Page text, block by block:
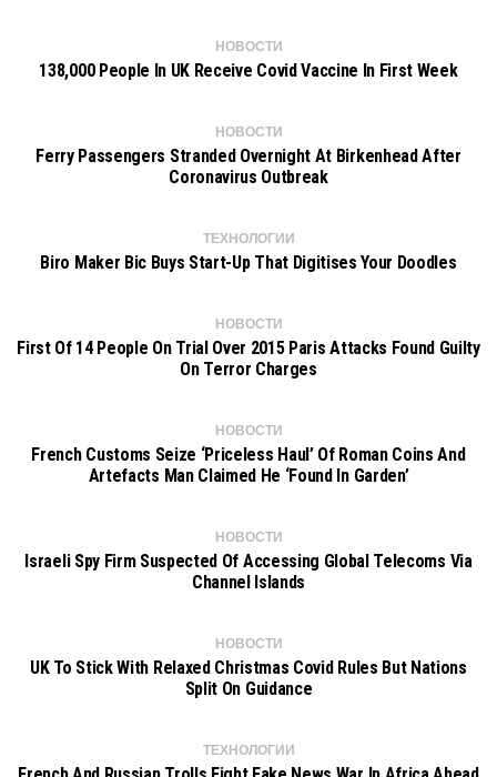
НОВОСТИ
138,000 People In UK Receive Covid Vaccine In First Week
НОВОСТИ
Ferry Passengers Stranded Overnight At Birkenhead After
Coronavirus Outbreak
ТЕХНОЛОГИИ
Biro Maker Bic Buys Start-Up That Digitises Your Doodles
НОВОСТИ
First Of 14 People On Trial Over 2015 Paris Attacks Found Guilty
On Terror Charges
НОВОСТИ
French Customs Seize ‘priceless Haul’ Of Roman Coins And
Artefacts Man Claimed He ‘found In Garden’
НОВОСТИ
Israeli Spy Firm Suspected Of Accessing Global Telecoms Via
Channel Islands
НОВОСТИ
UK To Stick With Relaxed Christmas Covid Rules But Nations
Split On Guidance
ТЕХНОЛОГИИ